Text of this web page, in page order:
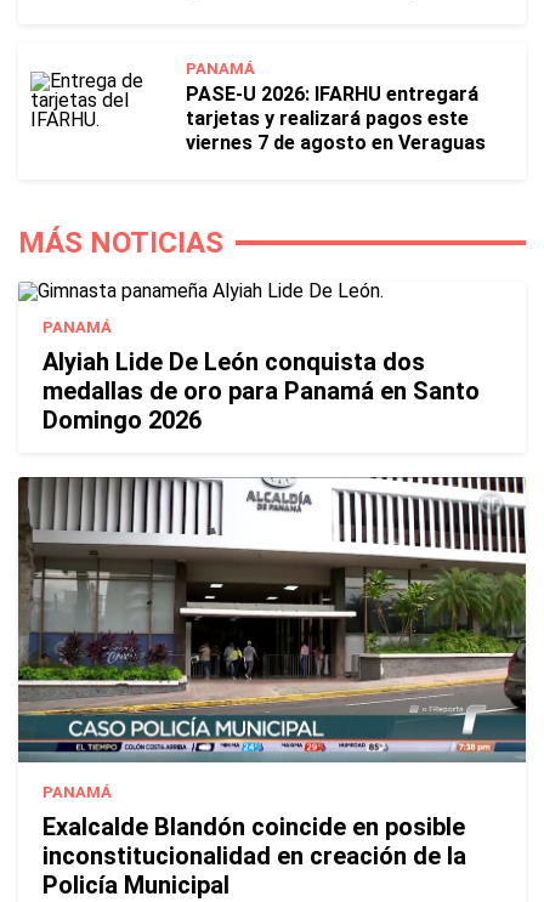
PANAMÁ
PASE-U 2026: IFARHU entregará
tarjetas y realizará pagos este
viernes 7 de agosto en Veraguas
MÁS NOTICIAS
PANAMÁ
Alyiah Lide De León conquista dos
medallas de oro para Panamá en Santo
Domingo 2026
PANAMÁ
Exalcalde Blandón coincide en posible
inconstitucionalidad en creación de la
Policía Municipal